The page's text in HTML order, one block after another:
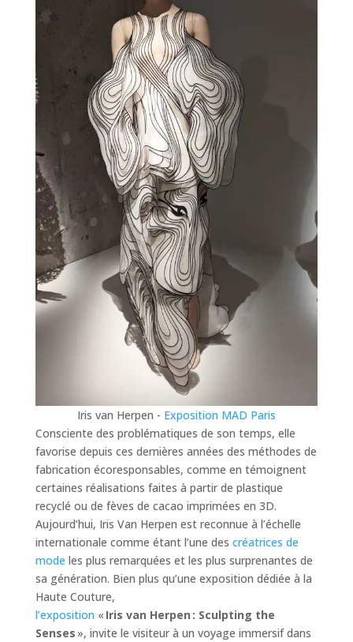
Iris van Herpen - Exposition MAD Paris
Consciente des problématiques de son temps, elle
favorise depuis ces dernières années des méthodes de
fabrication écoresponsables, comme en témoignent
certaines réalisations faites à partir de plastique
recyclé ou de fèves de cacao imprimées en 3D.
Aujourd’hui, Iris Van Herpen est reconnue à l’échelle
internationale comme étant l’une des créatrices de
mode les plus remarquées et les plus surprenantes de
sa génération. Bien plus qu’une exposition dédiée à la
Haute Couture,
l’exposition « Iris van Herpen : Sculpting the
Senses », invite le visiteur à un voyage immersif dans